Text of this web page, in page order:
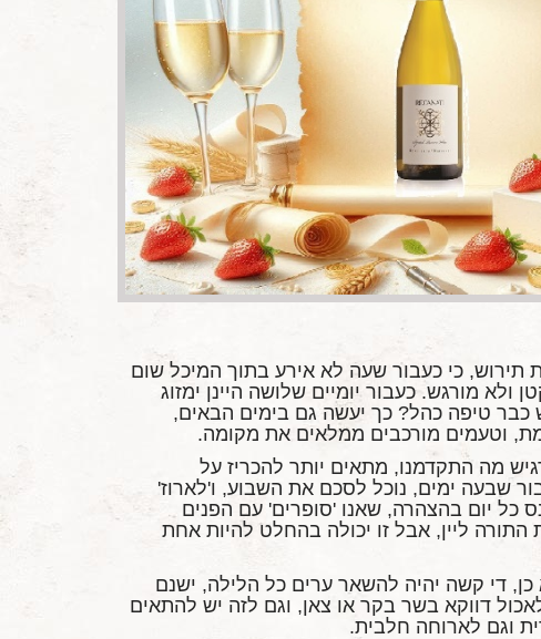
תירוש, כי כעבור שעה לא אירע בתוך המיכל שום
מורגש. כעבור יומיים שלושה היינן ימזוג
כבר טיפה כהל? כך יעשה גם בימים הבאים,
וטעמים מורכבים ממלאים את מקומה.
מה התקדמנו, מתאים יותר להכריז על
שבעה ימים, נוכל לסכם את השבוע, ו'לארוז'
כל יום בהצהרה, שאנו 'סופרים' עם הפנים
ליין, אבל זו יכולה בהחלט להיות אחת
די קשה יהיה להשאר ערים כל הלילה, ישנם
דווקא בשר בקר או צאן, וגם לזה יש להתאים
וגם לארוחה חלבית.